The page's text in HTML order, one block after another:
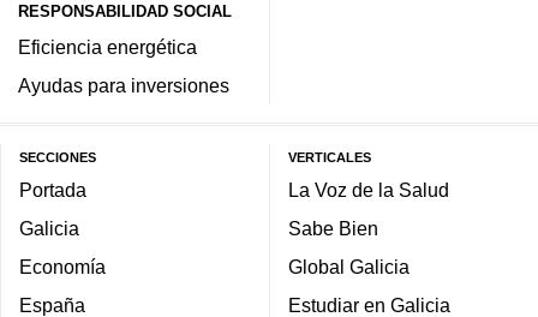
RESPONSABILIDAD SOCIAL
Eficiencia energética
Ayudas para inversiones
SECCIONES
Portada
Galicia
Economía
España
VERTICALES
La Voz de la Salud
Sabe Bien
Global Galicia
Estudiar en Galicia